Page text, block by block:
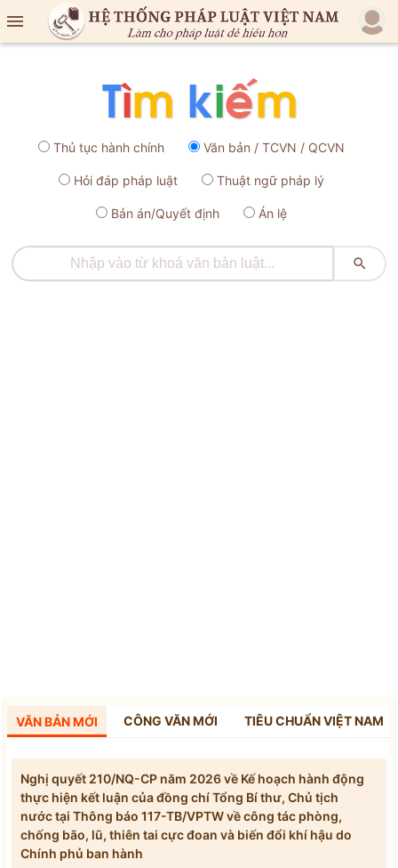

Thủ tục hành chính Văn bản / TCVN / QCVN
Hỏi đáp pháp luật Thuật ngữ pháp lý
Bản án/Quyết định Án lệ

VĂN BẢN MỚI CÔNG VĂN MỚI TIÊU CHUẨN VIỆT NAM
Nghị quyết 210/NQ-CP năm 2026 về Kế hoạch hành động
thực hiện kết luận của đồng chí Tổng Bí thư, Chủ tịch
nước tại Thông báo 117-TB/VPTW về công tác phòng,
chống bão, lũ, thiên tai cực đoan và biến đổi khí hậu do
Chính phủ ban hành